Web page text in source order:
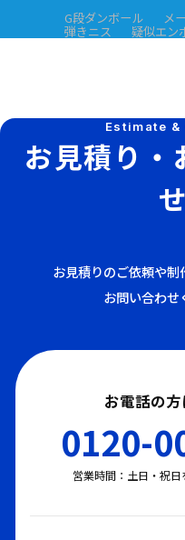
G段ダンボール メ
弾きニス 疑似エン
Estimate
お見積り・
せ
お見積りのご依頼や
お問い合わせ
お電話の
0120-
営業時間：土日・祝